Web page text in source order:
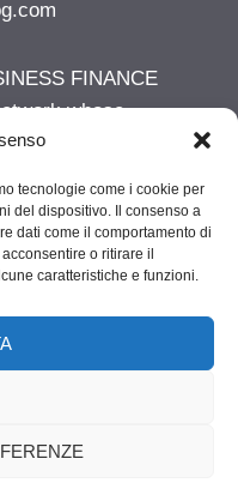
tecnologie come i cookie per
del dispositivo. Il consenso a
dati come il comportamento di
o ritirare il
caratteristiche e funzioni.
FINANCE
whose
Ltd. For
network?